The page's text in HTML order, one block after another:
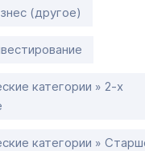
(другое)
категории » 2-х
категории »